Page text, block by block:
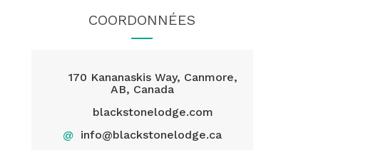
COORDONNÉES
170 Kananaskis Way, Canmore,
AB, Canada
blackstonelodge.com
@ info@blackstonelodge.ca